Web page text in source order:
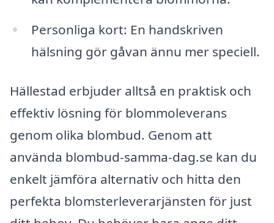
Personliga kort: En handskriven
hälsning gör gåvan ännu mer speciell.
Hällestad erbjuder alltså en praktisk och
effektiv lösning för blommoleverans
genom olika blombud. Genom att
använda blombud-samma-dag.se kan du
enkelt jämföra alternativ och hitta den
perfekta blomsterleverarjänsten för just